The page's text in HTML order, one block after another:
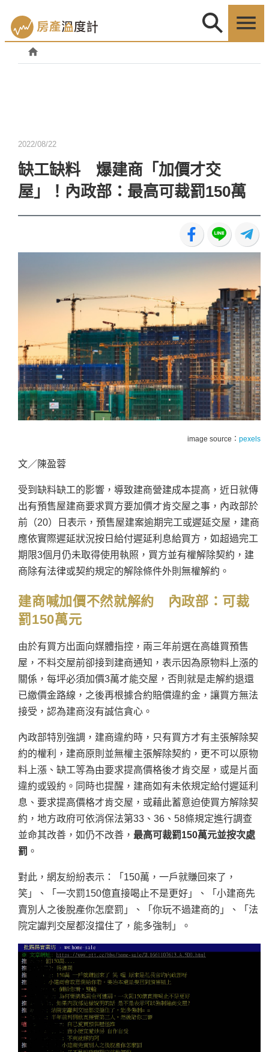
2022/08/22
缺工缺料 爆建商「加價才交
屋」！內政部：最高可裁罰150萬
image source： pexels
文／陳盈蓉
受到缺料缺工的影響，導致建商營建成本提高，近日就傳
出有預售屋建商要求買方要加價才肯交屋之事，內政部於
前（20）日表示，預售屋建案逾期完工或遲延交屋，建商
應依實際遲延狀況按日給付遲延利息給買方，如超過完工
期限3個月仍未取得使用執照，買方並有權解除契約，建
商除有法律或契約規定的解除條件外則無權解約。
建商喊加價不然就解約 內政部： 可裁
罰150萬元
由於有買方出面向媒體指控，兩三年前選在高雄買預售
屋，不料交屋前卻接到建商通知，表示因為原物料上漲的
關係，每坪必須加價3萬才能交屋，否則就是走解約退還
已繳價金路線，之後再根據合約賠償違約金，讓買方無法
接受，認為建商沒有誠信貪心。
內政部特別強調，建商違約時，只有買方才有主張解除契
約的權利，建商原則並無權主張解除契約，更不可以原物
料上漲、缺工等為由要求提高價格後才肯交屋，或是片面
違約或毀約。同時也提醒，建商如有未依規定給付遲延利
息、要求提高價格才肯交屋，或藉此蓄意迫使買方解除契
約，地方政府可依消保法第33、36、58條規定進行調查
並命其改善，如仍不改善， 最高可裁罰150萬元並按次處
罰 。
對此，網友紛紛表示：「150萬，一戶就賺回來了，
笑」、「一次罰150億直接喝止不是更好」、「小建商先
賣別人之後脫產你怎麼罰」、「你玩不過建商的」、「法
院定讞判交屋都沒擋住了，能多強制」。